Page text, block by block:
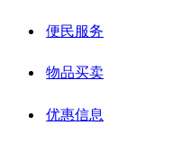
便民服务
物品买卖
优惠信息